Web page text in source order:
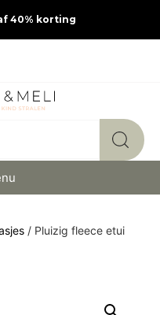
40% korting
/ Pluizig fleece etui